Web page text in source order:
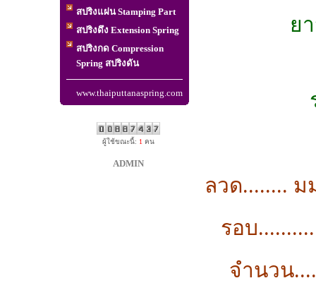
สปริงแผ่น Stamping Part
สปริงดึง Extension Spring
สปริงกด Compression
Spring สปริงดัน
www.thaiputtanaspring.com
ผู้ใช้ขณะนี้: 1 คน
ADMIN
ย
ลวด........ ม
รอบ
จำนวน